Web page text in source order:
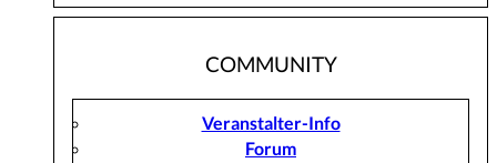
COMMUNITY
Veranstalter-Info
Forum